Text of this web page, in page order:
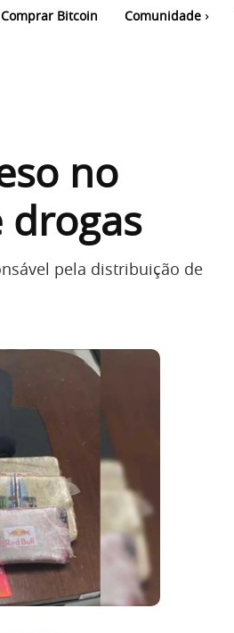
Comprar Bitcoin Comunidade
no
drogas
pela distribuição de